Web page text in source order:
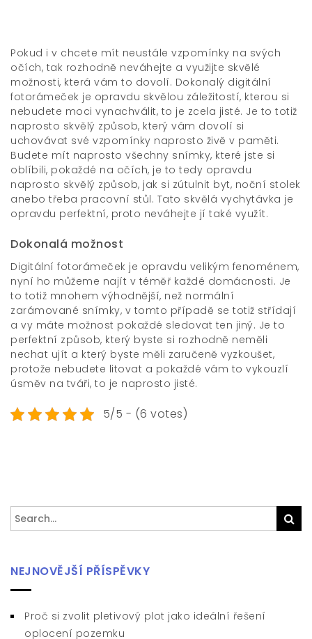
Pokud i v chcete mít neustále vzpomínky na svých
očích, tak rozhodně neváhejte a využijte skvělé
možnosti, která vám to dovolí. Dokonalý digitální
fotorámeček je opravdu skvělou záležitostí, kterou si
nebudete moci vynachválit, to je zcela jisté. Je to totiž
naprosto skvělý způsob, který vám dovolí si
uchovávat své vzpomínky naprosto živě v paměti.
Budete mít naprosto všechny snímky, které jste si
oblíbili, pokaždé na očích, je to tedy opravdu
naprosto skvělý způsob, jak si zútulnit byt, noční stolek
anebo třeba pracovní stůl. Tato skvělá vychytávka je
opravdu perfektní, proto neváhejte jí také využít.
Dokonalá možnost
Digitální fotorámeček je opravdu velikým fenoménem,
nyní ho můžeme najít v téměř každé domácnosti. Je
to totiž mnohem výhodnější, než normální
zarámované snímky, v tomto případě se totiž střídají
a vy máte možnost pokaždé sledovat ten jiný. Je to
perfektní způsob, který byste si rozhodně neměli
nechat ujít a který byste měli zaručeně vyzkoušet,
protože nebudete litovat a pokaždé vám to vykouzlí
úsměv na tváři, to je naprosto jisté.
5/5 - (6 votes)
Search
for:
NEJNOVĚJŠÍ PŘÍSPĚVKY
Proč si zvolit pletivový plot jako ideální řešení
oplocení pozemku